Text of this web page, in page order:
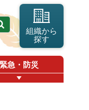
組織から
探す
緊急・防災